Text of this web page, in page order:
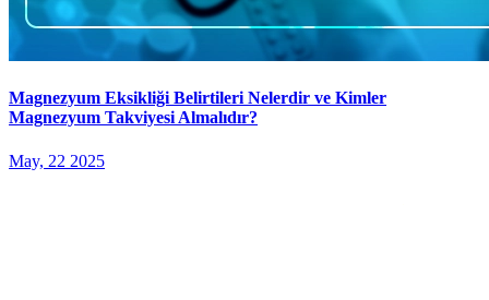
Magnezyum Eksikliği Belirtileri Nelerdir ve Kimler
Magnezyum Takviyesi Almalıdır?
May, 22 2025